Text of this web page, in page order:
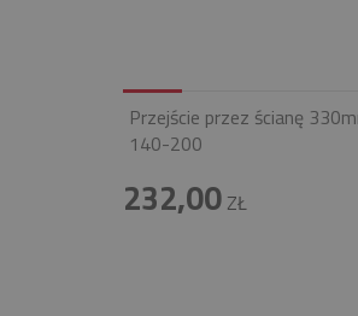
Przejście przez ścianę
140-200
232,00ZŁ